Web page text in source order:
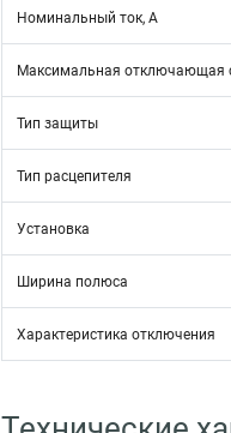
Номинальный ток, А
Максимальная отключающая
Тип защиты
Тип расцепителя
Установка
Ширина полюса
Характеристика отключения